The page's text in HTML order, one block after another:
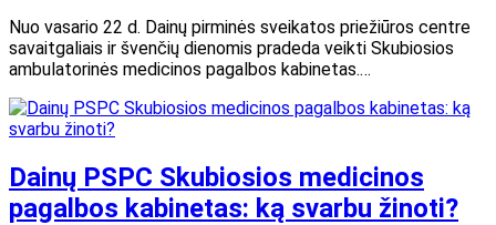
Nuo vasario 22 d. Dainų pirminės sveikatos priežiūros centre
savaitgaliais ir švenčių dienomis pradeda veikti Skubiosios
ambulatorinės medicinos pagalbos kabinetas.…
Dainų PSPC Skubiosios medicinos
pagalbos kabinetas: ką svarbu žinoti?